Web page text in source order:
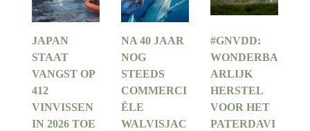
JAPAN
STAAT
VANGST OP
412
VINVISSEN
IN 2026 TOE
NA 40 JAAR
NOG
STEEDS
COMMERCI
ËLE
WALVISJAC
#GNVDD:
WONDERBA
ARLIJK
HERSTEL
VOOR HET
PATERDAVI